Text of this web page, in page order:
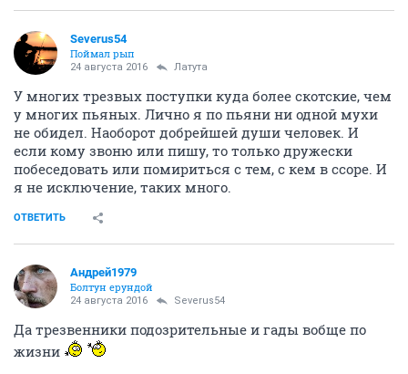
Severus54
Поймал рып
24 августа 2016 Латута
У многих трезвых поступки куда более скотские, чем
у многих пьяных. Лично я по пьяни ни одной мухи
не обидел. Наоборот добрейшей души человек. И
если кому звоню или пишу, то только дружески
побеседовать или помириться с тем, с кем в ссоре. И
я не исключение, таких много.
ОТВЕТИТЬ
Андрей1979
Болтун ерундой
24 августа 2016 Severus54
Да трезвенники подозрительные и гады вобще по
жизни